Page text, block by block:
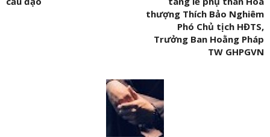
thượng Thích Bảo Nghiêm
Phó Chủ tịch HĐTS,
Trưởng Ban Hoằng Pháp
TW GHPGVN